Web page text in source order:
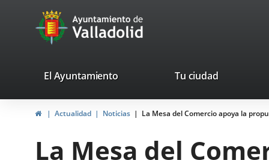
Portal
Web
Ayuntamiento
de
valladolid.es
El Ayuntamiento Tu ciudad
InicioActualidad Noticias La Mesa del Comercio apoya la
La Mesa del